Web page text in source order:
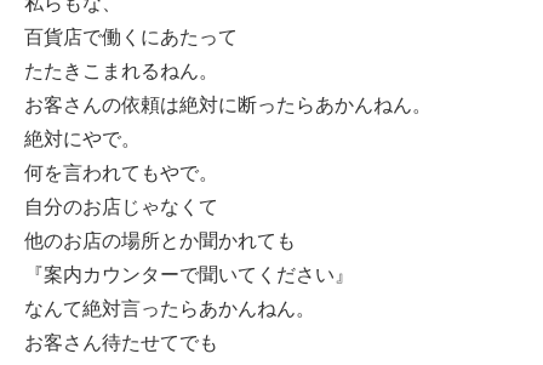
百貨店で働くにあたって
たたきこまれるねん。
お客さんの依頼は絶対に断ったらあかんねん。
絶対にやで。
何を言われてもやで。
自分のお店じゃなくて
他のお店の場所とか聞かれても
『案内カウンターで聞いてください』
なんて絶対言ったらあかんねん。
お客さん待たせてでも